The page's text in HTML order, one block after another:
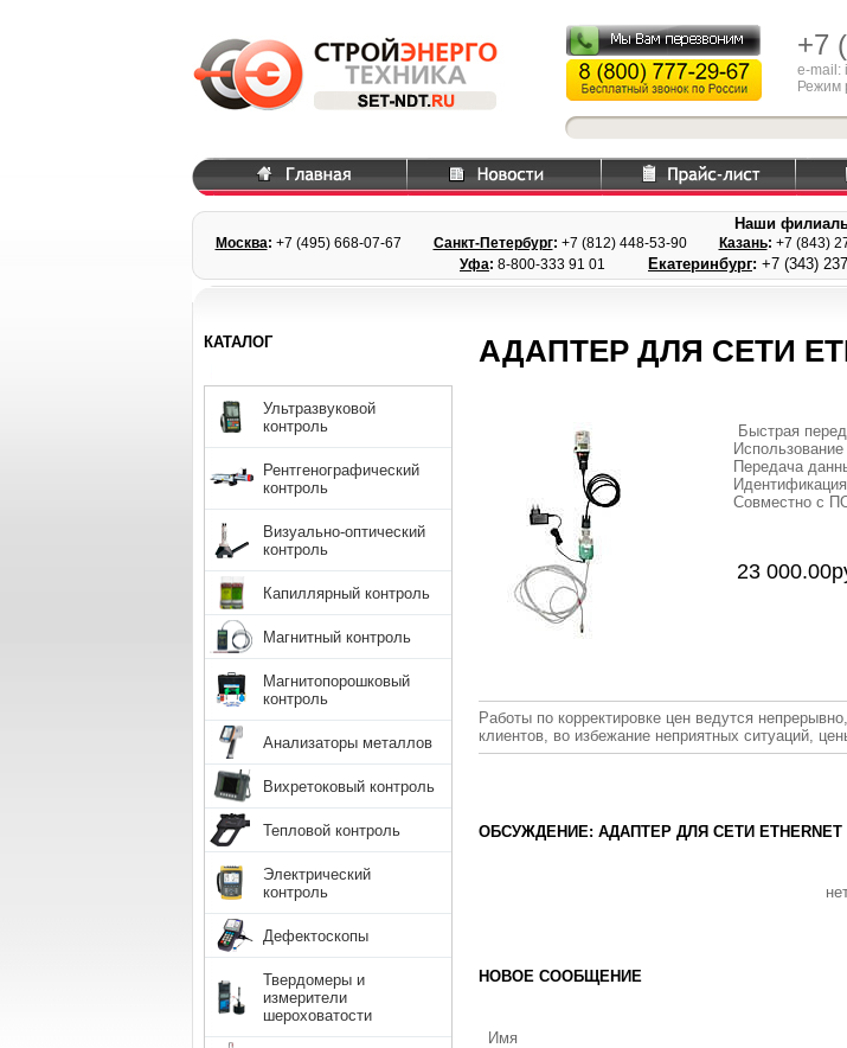
+7
e-mail:
Режим
Наши
Москва: +7 (495) 668-07-67 Санкт-Петербург: +7 (812) 448-53-90 Казань: +7 (843)
Уфа: 8-800-333 91 01 Екатеринбург: +7 (343) 237
АДАПТЕР ДЛЯ СЕТИ
Быстрая
Передача
Совместно с
23
Работы по корректировке цен ведутся
клиентов, во избежание неприятных ситуаций,
ОБСУЖДЕНИЕ: АДАПТЕР ДЛЯ СЕТИ ETHERNET
НОВОЕ СООБЩЕНИЕ
Имя
КАТАЛОГ
Ультразвуковой
контроль
Рентгенографический
контроль
Визуально-оптический
контроль
Капиллярный контроль
Магнитный контроль
Магнитопорошковый
контроль
Анализаторы металлов
Вихретоковый контроль
Тепловой контроль
Электрический
контроль
Дефектоскопы
Твердомеры и
измерители
шероховатости